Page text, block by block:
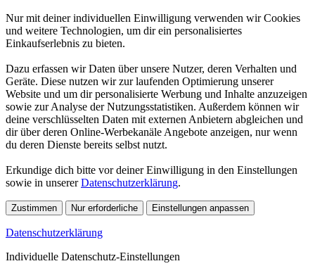
Nur mit deiner individuellen Einwilligung verwenden wir Cookies
und weitere Technologien, um dir ein personalisiertes
Einkaufserlebnis zu bieten.
Dazu erfassen wir Daten über unsere Nutzer, deren Verhalten und
Geräte. Diese nutzen wir zur laufenden Optimierung unserer
Website und um dir personalisierte Werbung und Inhalte anzuzeigen
sowie zur Analyse der Nutzungsstatistiken. Außerdem können wir
deine verschlüsselten Daten mit externen Anbietern abgleichen und
dir über deren Online-Werbekanäle Angebote anzeigen, nur wenn
du deren Dienste bereits selbst nutzt.
Erkundige dich bitte vor deiner Einwilligung in den Einstellungen
sowie in unsererDatenschutzerklärung.
Zustimmen Nur erforderliche Einstellungen anpassen
Datenschutzerklärung
Individuelle Datenschutz-Einstellungen